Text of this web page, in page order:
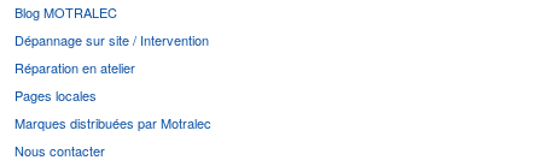
Blog MOTRALEC
Dépannage sur site / Intervention
Réparation en atelier
Pages locales
Marques distribuées par Motralec
Nous contacter